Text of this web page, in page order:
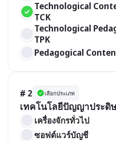
Technological
TCK
Technological
TPK
Pedagogical
# 2 เลือกประเภท
เทคโนโลยีปัญญาประดิ
เครื่องจักรทั่วไป
ซอฟต์แวร์บัญชี